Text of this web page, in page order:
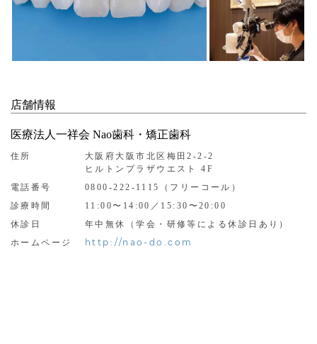
店舗情報
医療法人一祥会 Nao歯科・矯正歯科
住所
大阪府大阪市北区梅田2-2-2
ヒルトンプラザウエスト 4F
電話番号
0800-222-1115（フリーコール）
診療時間
11:00〜14:00／15:30〜20:00
休診日
年中無休（学会・研修等による休診日あり）
ホームページ
http://nao-do.com